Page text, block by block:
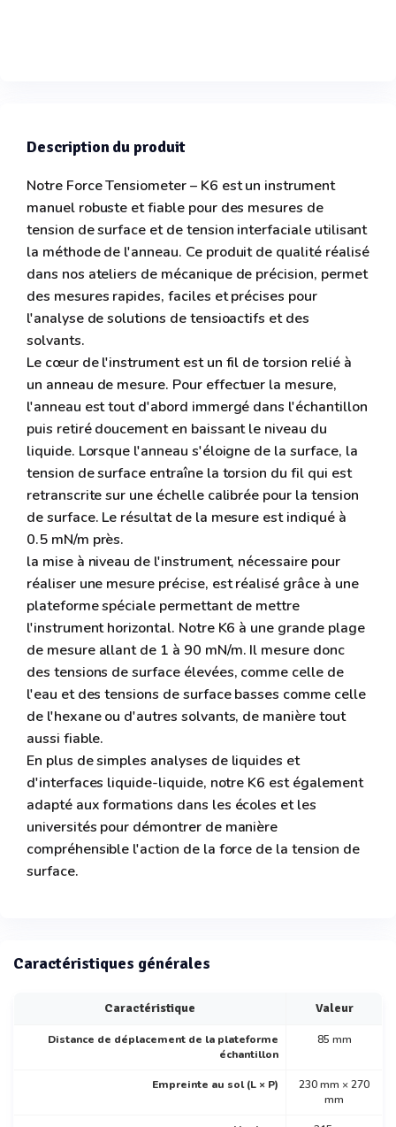
Description du produit
Notre Force Tensiometer – K6 est un instrument
manuel robuste et fiable pour des mesures de
tension de surface et de tension interfaciale utilisant
la méthode de l'anneau. Ce produit de qualité réalisé
dans nos ateliers de mécanique de précision, permet
des mesures rapides, faciles et précises pour
l'analyse de solutions de tensioactifs et des
solvants.
Le cœur de l'instrument est un fil de torsion relié à
un anneau de mesure. Pour effectuer la mesure,
l'anneau est tout d'abord immergé dans l'échantillon
puis retiré doucement en baissant le niveau du
liquide. Lorsque l'anneau s'éloigne de la surface, la
tension de surface entraîne la torsion du fil qui est
retranscrite sur une échelle calibrée pour la tension
de surface. Le résultat de la mesure est indiqué à
0.5 mN/m près.
la mise à niveau de l'instrument, nécessaire pour
réaliser une mesure précise, est réalisé grâce à une
plateforme spéciale permettant de mettre
l'instrument horizontal. Notre K6 à une grande plage
de mesure allant de 1 à 90 mN/m. Il mesure donc
des tensions de surface élevées, comme celle de
l'eau et des tensions de surface basses comme celle
de l'hexane ou d'autres solvants, de manière tout
aussi fiable.
En plus de simples analyses de liquides et
d'interfaces liquide-liquide, notre K6 est également
adapté aux formations dans les écoles et les
universités pour démontrer de manière
compréhensible l'action de la force de la tension de
surface.
Caractéristiques générales
Caractéristique Valeur
Distance de déplacement de la plateforme
échantillon
85 mm
Empreinte au sol (L × P)
230 mm × 270
mm